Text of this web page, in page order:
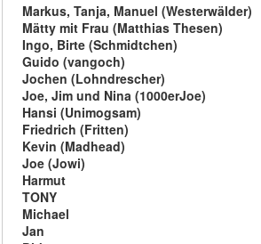
Markus, Tanja, Manuel (Westerwälder)
Mätty mit Frau (Matthias Thesen)
Ingo, Birte (Schmidtchen)
Guido (vangoch)
Jochen (Lohndrescher)
Joe, Jim und Nina (1000erJoe)
Hansi (Unimogsam)
Friedrich (Fritten)
Kevin (Madhead)
Joe (Jowi)
Harmut
TONY
Michael
Jan